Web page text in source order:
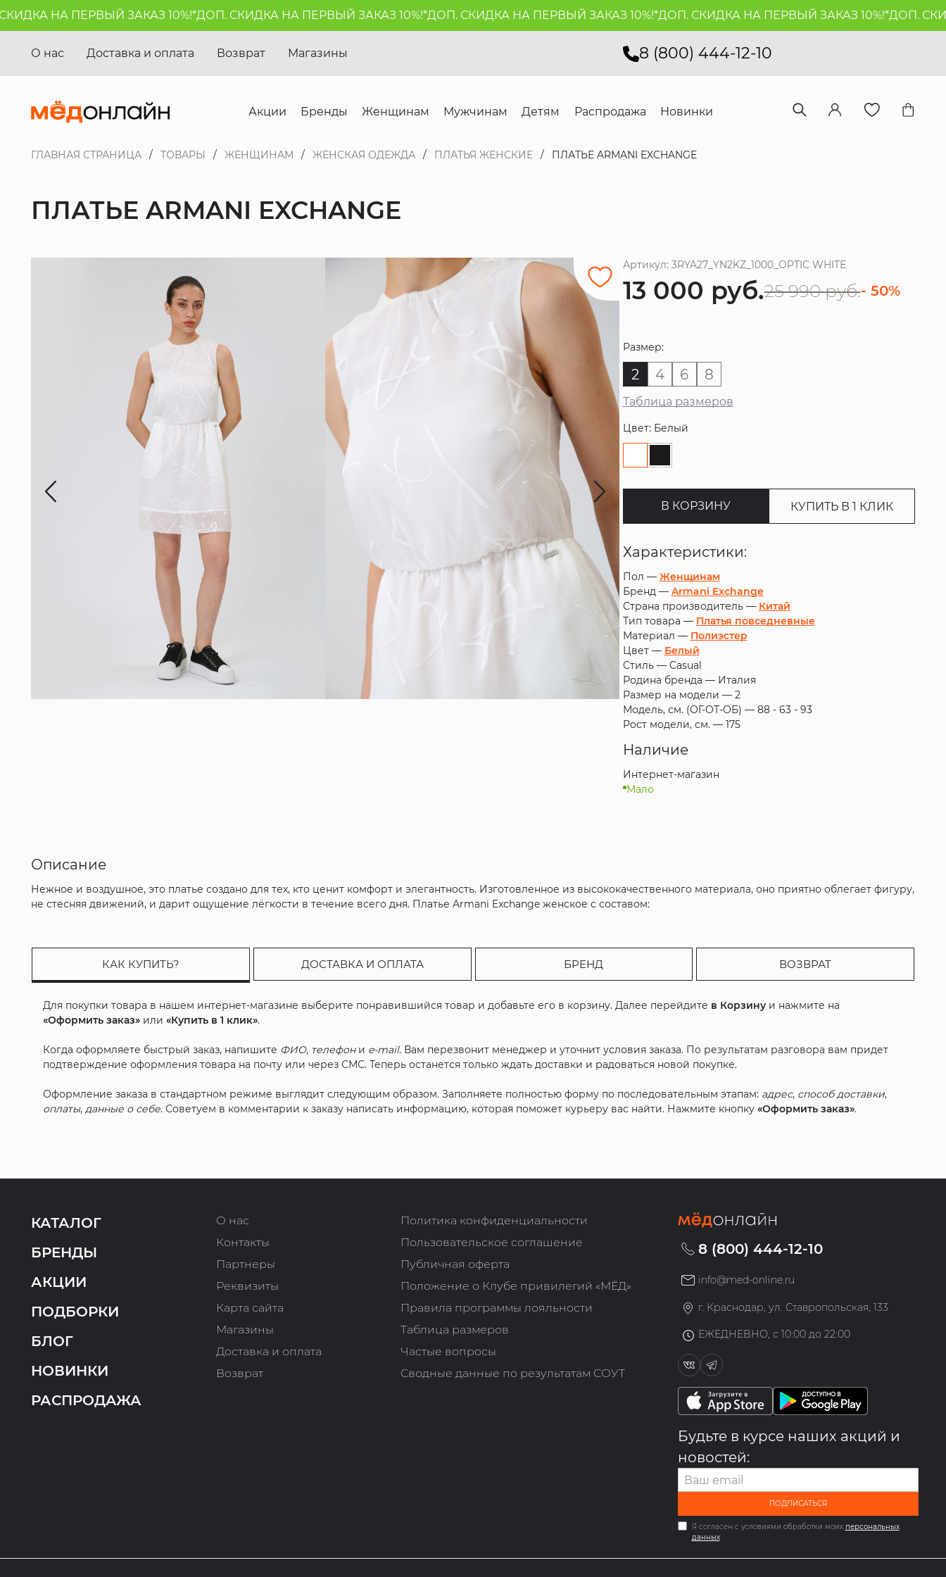
НА ПЕРВЫЙ ЗАКАЗ 10%!*ДОП. СКИДКА НА ПЕРВЫЙ ЗАКАЗ 10%!*ДОП. СКИДКА НА ПЕРВЫЙ ЗАКАЗ 10%!*ДОП. СКИДКА НА ПЕРВЫЙ ЗАКАЗ 10%!*ДОП.
8 (800) 444-12-10
О нас Доставка и оплата Возврат Магазины
Акции Бренды Женщинам Мужчинам Детям Распродажа Новинки
ГЛАВНАЯ СТРАНИЦА ТОВАРЫ ЖЕНЩИНАМ ЖЕНСКАЯ ОДЕЖДА ПЛАТЬЯ ЖЕНСКИЕ ПЛАТЬЕ ARMANI EXCHANGE
ПЛАТЬЕ ARMANI EXCHANGE
Артикул: 3RYA27_YN2KZ_1000_OPTIC WHITE
13 000 руб.25 990 руб.- 50%
Размер:
2 4 6 8
Таблица размеров
Цвет: Белый
В КОРЗИНУ КУПИТЬ В 1 КЛИК
Характеристики:
Пол — Женщинам
Бренд — Armani Exchange
Страна производитель — Китай
Тип товара — Платья повседневные
Материал — Полиэстер
Цвет — Белый
Стиль — Casual
Родина бренда — Италия
Размер на модели — 2
Модель, см. (ОГ-ОТ-ОБ) — 88 - 63 - 93
Рост модели, см. — 175
Наличие
Интернет-магазин
Мало
Описание
Нежное и воздушное, это платье создано для тех, кто ценит комфорт и элегантность. Изготовленное из высококачественного материала, оно приятно облегает фигуру,
не стесняя движений, и дарит ощущение лёгкости в течение всего дня. Платье Armani Exchange женское с составом:
КАК КУПИТЬ? ДОСТАВКА И ОПЛАТА БРЕНД ВОЗВРАТ
Для покупки товара в нашем интернет-магазине выберите понравившийся товар и добавьте его в корзину. Далее перейдите в Корзину и нажмите на
«Оформить заказ» или«Купить в 1 клик».
Когда оформляете быстрый заказ, напишите ФИО, телефони e-mail. Вам перезвонит менеджер и уточнит условия заказа. По результатам разговора вам придет
подтверждение оформления товара на почту или через СМС. Теперь останется только ждать доставки и радоваться новой покупке.
Оформление заказа в стандартном режиме выглядит следующим образом. Заполняете полностью форму по последовательным этапам: адрес, способ доставки,
оплаты,данные о себе. Советуем в комментарии к заказу написать информацию, которая поможет курьеру вас найти. Нажмите кнопку«Оформить заказ».
КАТАЛОГ
БРЕНДЫ
АКЦИИ
ПОДБОРКИ
БЛОГ
НОВИНКИ
РАСПРОДАЖА
О нас
Контакты
Партнеры
Реквизиты
Карта сайта
Магазины
Доставка и оплата
Возврат
Политика конфиденциальности
Пользовательское соглашение
Публичная оферта
Положение о Клубе привилегий «МЁД»
Правила программы лояльности
Таблица размеров
Частые вопросы
Сводные данные по результатам СОУТ
8 (800) 444-12-10
info@med-online.ru
г. Краснодар, ул. Ставропольская, 133
ЕЖЕДНЕВНО, с 10:00 до 22:00
Будьте в курсе наших акций и
новостей:
ПОДПИСАТЬСЯ
Я согласен с условиями обработки моих персональных
данных